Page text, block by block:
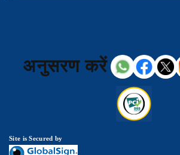
अनुसरण करें
Site is Secured by